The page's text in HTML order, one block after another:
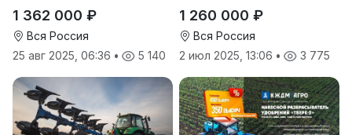
1 362 000 ₽
Вся Россия
25 авг 2025, 06:36 • 5 140
1 260 000 ₽
Вся Россия
2 июл 2025, 13:06 • 3 775